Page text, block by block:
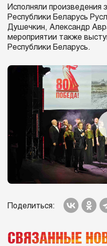
Исполняли произведения
Республики Беларусь
Душечкин, Александр
мероприятии также
Республики Беларусь.
Поделиться:
СВЯЗАННЫЕ